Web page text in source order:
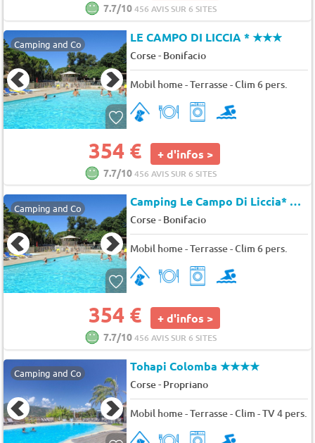
7.7/10456 AVIS SUR 6 SITES
Camping and Co LE CAMPO DI LICCIA *★★★
Corse- Bonifacio
Mobil home - Terrasse - Clim 6 pers.
354 € + d'infos >
7.7/10456 AVIS SUR 6 SITES
Camping and Co Camping Le Campo Di Liccia*
Corse- Bonifacio
Mobil home - Terrasse - Clim 6 pers.
354 € + d'infos >
7.7/10456 AVIS SUR 6 SITES
Camping and Co Tohapi Colomba★★★★
Corse- Propriano
Mobil home - Terrasse - Clim - TV 4 pers.